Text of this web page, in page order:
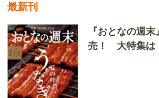
最新刊
『おとなの週
売！ 大特集は